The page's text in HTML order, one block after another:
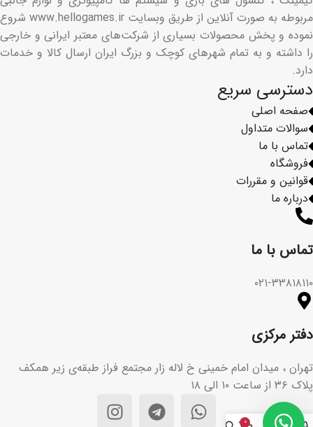
تماس با ما​
۰۲۱-۳۳۸۱۸۱۱۰
دفتر مرکزی
تهران ، میدان امام خمینی خ لاله زار مجتمع فراز طبقه‌ی زیر همکف
پلاک ۳۶ از ساعت ۱۰ الی ۱۸
فروشگاه
قوانین و مقررات
درباره ما
دسترسی سریع
صفحه اصلی
سوالات متداول
تماس با ما
مربوطه به صورت آنلاین از طریق وبسایت www.hellogames.ir شروع
نموده و پخش محصولات بسیاری از شرکت‌های معتبر ایرانی و خارجی
را داشته و به تمام شهرهای کوچک و بزرگ ایران ارسال کالا و خدمات
دارد.
۰